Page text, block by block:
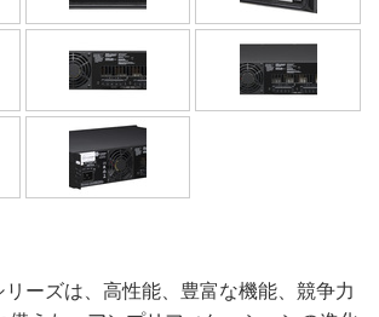
ーズは、高性能、豊富な機能、競争力